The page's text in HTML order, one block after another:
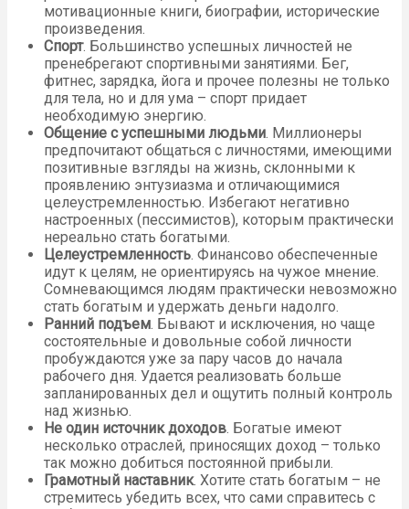
мотивационные книги, биографии, исторические
произведения.
Спорт. Большинство успешных личностей не
пренебрегают спортивными занятиями. Бег,
фитнес, зарядка, йога и прочее полезны не только
для тела, но и для ума – спорт придает
необходимую энергию.
Общение с успешными людьми. Миллионеры
предпочитают общаться с личностями, имеющими
позитивные взгляды на жизнь, склонными к
проявлению энтузиазма и отличающимися
целеустремленностью. Избегают негативно
настроенных (пессимистов), которым практически
нереально стать богатыми.
Целеустремленность. Финансово обеспеченные
идут к целям, не ориентируясь на чужое мнение.
Сомневающимся людям практически невозможно
стать богатым и удержать деньги надолго.
Ранний подъем. Бывают и исключения, но чаще
состоятельные и довольные собой личности
пробуждаются уже за пару часов до начала
рабочего дня. Удается реализовать больше
запланированных дел и ощутить полный контроль
над жизнью.
Не один источник доходов. Богатые имеют
несколько отраслей, приносящих доход – только
так можно добиться постоянной прибыли.
Грамотный наставник. Хотите стать богатым – не
стремитесь убедить всех, что сами справитесь с